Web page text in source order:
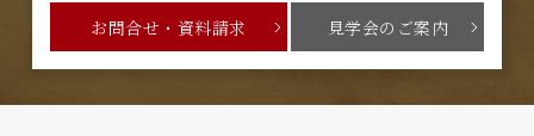
お問合せ・資料請求 見学会のご案内